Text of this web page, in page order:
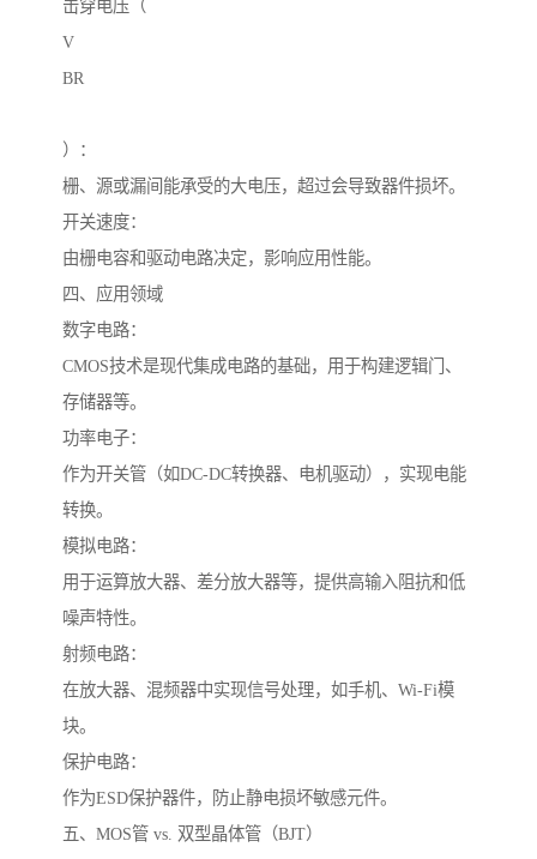
击穿电压（
V
BR
）：
栅、源或漏间能承受的大电压，超过会导致器件损坏。
开关速度：
由栅电容和驱动电路决定，影响应用性能。
四、应用领域
数字电路：
CMOS技术是现代集成电路的基础，用于构建逻辑门、
存储器等。
功率电子：
作为开关管（如DC-DC转换器、电机驱动），实现电能
转换。
模拟电路：
用于运算放大器、差分放大器等，提供高输入阻抗和低
噪声特性。
射频电路：
在放大器、混频器中实现信号处理，如手机、Wi-Fi模
块。
保护电路：
作为ESD保护器件，防止静电损坏敏感元件。
五、MOS管 vs. 双型晶体管（BJT）